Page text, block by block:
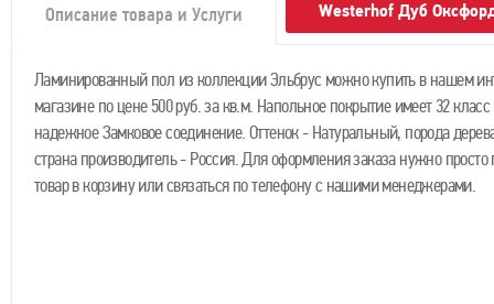
Описание товара и Услуги Westerhof Дуб
Ламинированный пол из коллекции Эльбрус можно купить в нашем
магазине по цене 500 руб. за кв.м. Напольное покрытие имеет 32
надежное Замковое соединение. Оттенок - Натуральный, порода
страна производитель - Россия. Для оформления заказа нужно
товар в корзину или связаться по телефону с нашими менеджерами.